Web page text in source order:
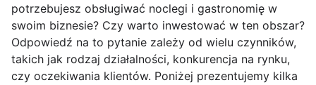
potrzebujesz obsługiwać noclegi i gastronomię w
swoim biznesie? Czy warto inwestować w ten obszar?
Odpowiedź na to pytanie zależy od wielu czynników,
takich jak rodzaj działalności, konkurencja na rynku,
czy oczekiwania klientów. Poniżej prezentujemy kilka